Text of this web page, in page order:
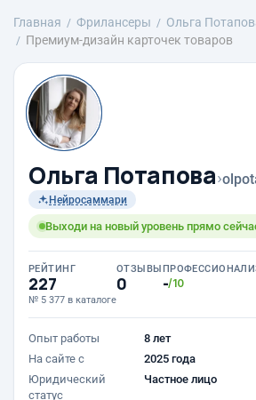
Главная Фрилансеры Ольга
Премиум-дизайн карточек товаров
Ольга Потапова›
Нейросаммари
Выходи на новый уровень прямо
РЕЙТИНГ
227
№ 5 377 в каталоге
ОТЗЫВЫ
0 -/10
Опыт работы
8 лет
На сайте с
2025 года
Юридический
статус
Частное лицо